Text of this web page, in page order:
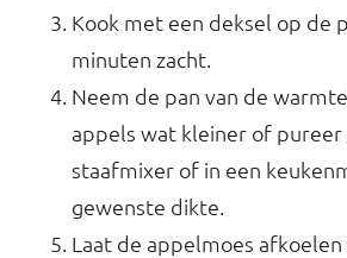
Kook met een deksel op de
minuten zacht.
Neem de pan van de
appels wat kleiner of
staafmixer of in een
gewenste dikte.
Laat de appelmoes